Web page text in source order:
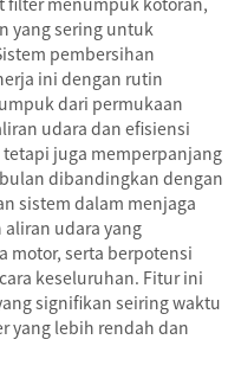
yang sering untuk
pembersihan
ini dengan rutin
dari permukaan
udara dan efisiensi
juga memperpanjang
dibandingkan dengan
sistem dalam menjaga
udara yang
motor, serta berpotensi
keseluruhan. Fitur ini
signifikan seiring waktu
yang lebih rendah dan